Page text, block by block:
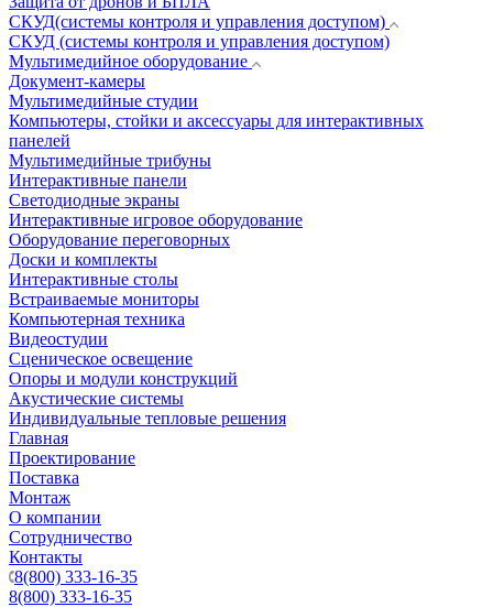
СКУД(системы контроля и управления доступом)
СКУД (системы контроля и управления доступом)
Мультимедийное оборудование
Документ-камеры
Мультимедийные студии
Компьютеры, стойки и аксессуары для интерактивных
панелей
Мультимедийные трибуны
Интерактивные панели
Светодиодные экраны
Интерактивные игровое оборудование
Оборудование переговорных
Доски и комплекты
Интерактивные столы
Встраиваемые мониторы
Компьютерная техника
Видеостудии
Cценическое освещение
Опоры и модули конструкций
Акустические системы
Индивидуальные тепловые решения
Главная
Проектирование
Поставка
Монтаж
О компании
Сотрудничество
Контакты
8(800) 333-16-35
8(800) 333-16-35